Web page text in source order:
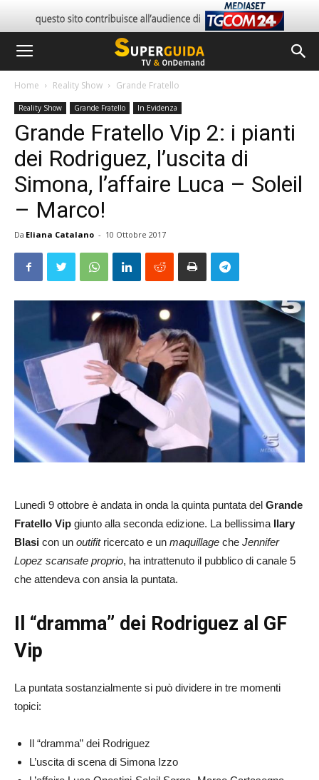
Home Reality Show Grande Fratello
Reality Show Grande Fratello In Evidenza
Grande Fratello Vip 2: i pianti
dei Rodriguez, l’uscita di
Simona, l’affaire Luca – Soleil
– Marco!
Da Eliana Catalano - 10 Ottobre 2017
Lunedì 9 ottobre è andata in onda la quinta puntata del Grande
Fratello Vip giunto alla seconda edizione. La bellissima Ilary
Blasi con un outifitricercato e un maquillage che Jennifer
Lopez scansate proprio, ha intrattenuto il pubblico di canale 5
che attendeva con ansia la puntata.
Il “dramma” dei Rodriguez al GF
Vip
La puntata sostanzialmente si può dividere in tre momenti
topici:
Il “dramma” dei Rodriguez
L’uscita di scena di Simona Izzo